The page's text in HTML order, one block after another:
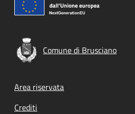
Comune di Brusciano
Footer menu
Area riservata
Crediti